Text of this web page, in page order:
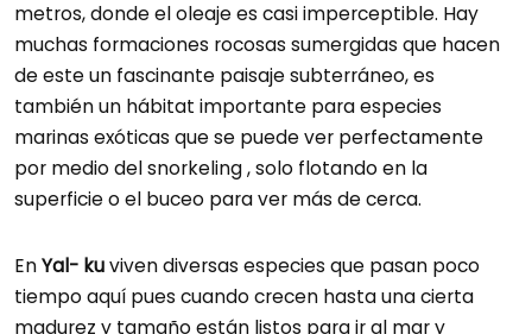
metros, donde el oleaje es casi imperceptible. Hay
muchas formaciones rocosas sumergidas que hacen
de este un fascinante paisaje subterráneo, es
también un hábitat importante para especies
marinas exóticas que se puede ver perfectamente
por medio del snorkeling , solo flotando en la
superficie o el buceo para ver más de cerca.
EnYal- kuviven diversas especies que pasan poco
tiempo aquí pues cuando crecen hasta una cierta
madurez y tamaño están listos para ir al mar y